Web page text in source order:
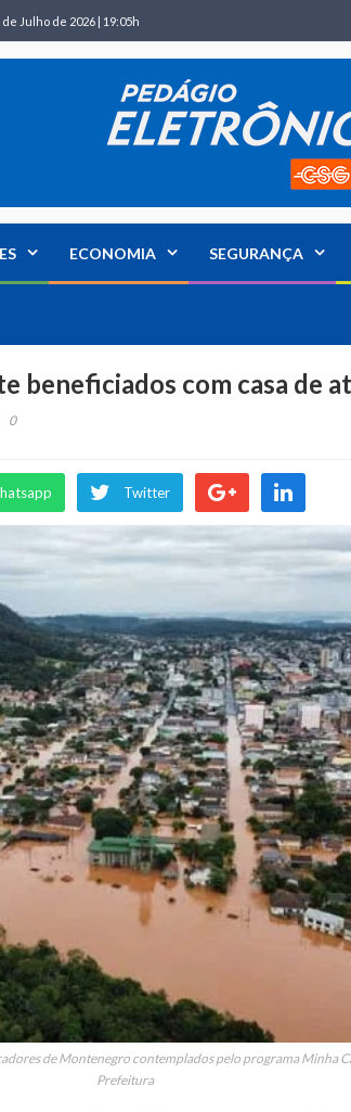
Julho de 2026 | 19:05h
ECONOMIA SEGURANÇA
beneficiados com casa de
0
Twitter
de Montenegro contemplados pelo programa Minha
Prefeitura